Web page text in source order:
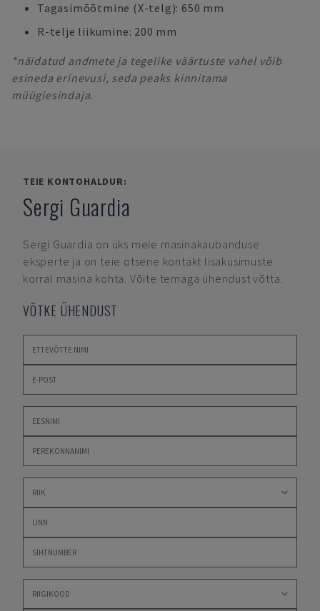
Tagasimõõtmine (X-telg): 650 mm
R-telje liikumine: 200 mm
*näidatud andmete ja tegelike väärtuste vahel võib
esineda erinevusi, seda peaks kinnitama
müügiesindaja.
TEIE KONTOHALDUR:
Sergi Guardia
Sergi Guardia on üks meie masinakaubanduse
eksperte ja on teie otsene kontakt lisaküsimuste
korral masina kohta. Võite temaga ühendust võtta.
VÕTKE ÜHENDUST